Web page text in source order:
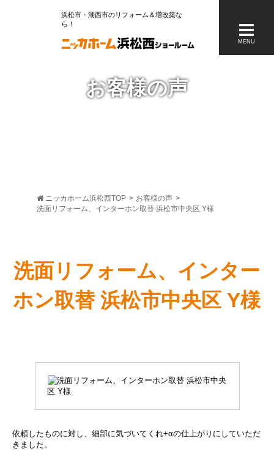
浜松市・湖西市のリフォーム＆増改築な
ら
MENU
お客様の声
ニッカホーム浜松西TOP > お客様の声 >
洗面リフォーム、インターホン取替 浜松市中央区 Y様
洗面リフォーム、インター
ホン取替 浜松市中央区 Y様
依頼したものに対し、細部に気づいてくれ+αの仕上がりにしていただ
きました。